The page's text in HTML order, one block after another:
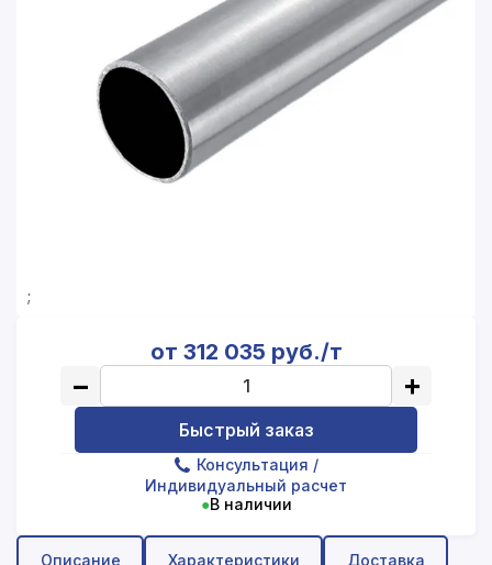
;
от 312 035 руб./т
− +
Быстрый заказ
Консультация /
Индивидуальный расчет
●В наличии
Описание Характеристики Доставка